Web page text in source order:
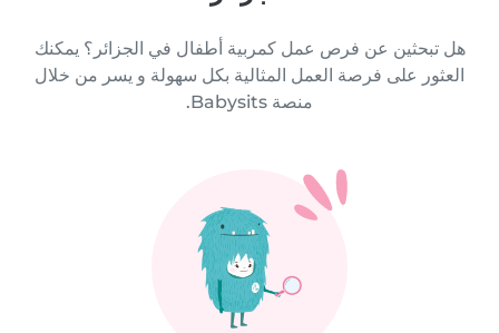
هل تبحثين عن فرص عمل كمربية أطفال في الجزائر؟ يمكنك
العثور على فرصة العمل المثالية بكل سهولة و يسر من خلال
منصة Babysits.